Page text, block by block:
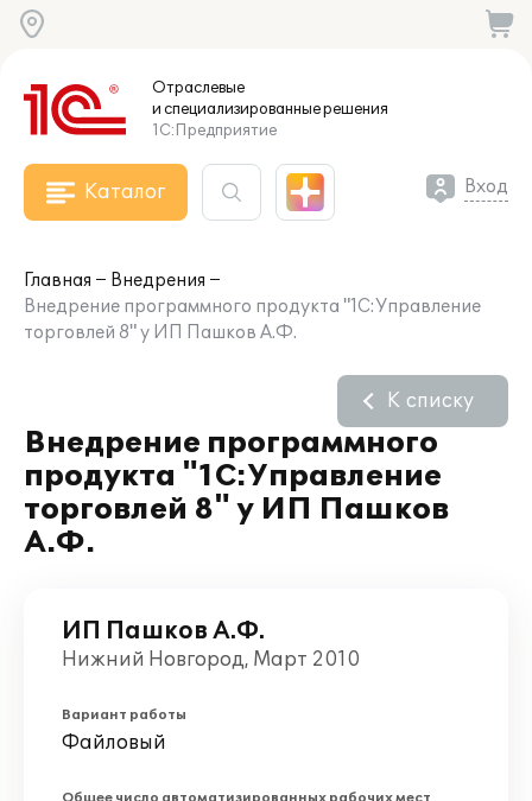
Отраслевые
и специализированныерешения
1С:Предприятие
Каталог Вход
Главная
Внедрения
Внедрение программного продукта "1С:Управление
торговлей 8" у ИП Пашков А.Ф.
Внедрение программного
продукта "1С:Управление
торговлей 8" у ИП Пашков
А.Ф.
К списку
ИП Пашков А.Ф.
Нижний Новгород, Март 2010
Вариант работы
Файловый